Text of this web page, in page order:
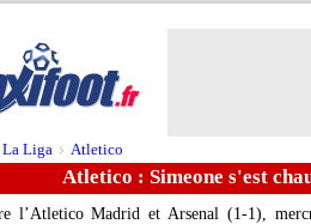
La Liga > Atletico
Atletico : Simeone s'est
l’Atletico Madrid et Arsenal (1-1),